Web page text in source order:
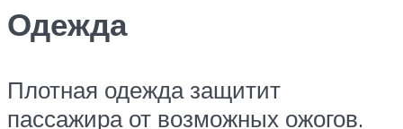
Одежда
Плотная одежда защитит
пассажира от возможных ожогов.